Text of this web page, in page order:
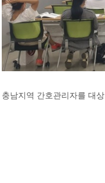
충남지역 간호관리자를 대